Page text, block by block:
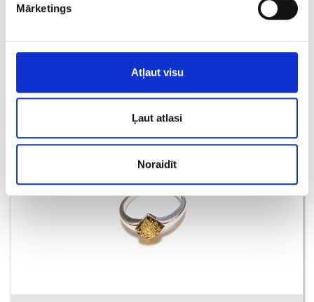
Mārketings
Atļaut visu
Ļaut atlasi
Noraidīt
€ 7.00
ДОБАВИТЬ В КОРЗИНУ